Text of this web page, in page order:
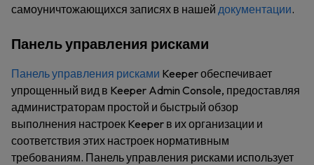
самоуничтожающихся записях в нашей документации.
Панель управления рисками
Панель управления рисками Keeper обеспечивает
упрощенный вид в Keeper Admin Console, предоставляя
администраторам простой и быстрый обзор
выполнения настроек Keeper в их организации и
соответствия этих настроек нормативным
требованиям. Панель управления рисками использует